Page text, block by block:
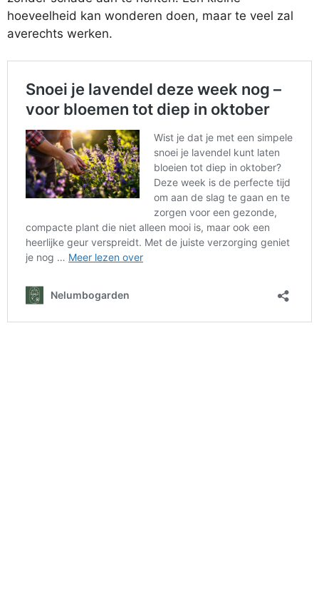
hoeveelheid kan wonderen doen, maar te veel zal
averechts werken.